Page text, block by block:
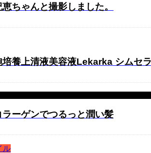
ちゃんと撮影しました。
培養上清液美容液Lekarka シムセ
ラーゲンでつるっと潤い髪
ル